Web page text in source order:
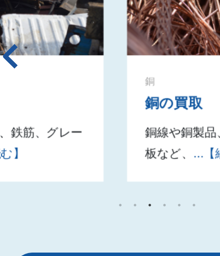
銅線や銅製品、屋根に使用さ
...【続きを読む】